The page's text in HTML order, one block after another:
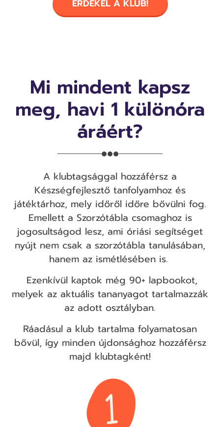
ÉRDEKEL A KLUB!
Mi mindent kapsz
meg, havi 1 különóra
áráért?
A klubtagsággal hozzáférsz a
Készségfejlesztő tanfolyamhoz és
játéktárhoz, mely időről időre bővülni fog.
Emellett a Szorzótábla csomaghoz is
jogosultságod lesz, ami óriási segítséget
nyújt nem csak a szorzótábla tanulásában,
hanem az ismétlésében is.
Ezenkívül kaptok még 90+ lapbookot,
melyek az aktuális tananyagot tartalmazzák
az adott osztályban.
Ráadásul a klub tartalma folyamatosan
bővül, így minden újdonsághoz hozzáférsz
majd klubtagként!